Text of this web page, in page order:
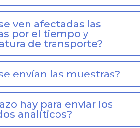
ven afectadas las
por el tiempo y
de transporte?
envían las muestras?
hay para enviar los
analíticos?